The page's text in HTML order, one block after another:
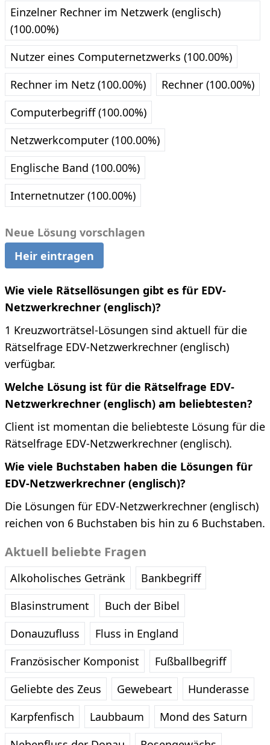
Einzelner Rechner im Netzwerk (englisch)
(100.00%)
Nutzer eines Computernetzwerks (100.00%)
Rechner im Netz (100.00%)
Rechner (100.00%)
Computerbegriff (100.00%)
Netzwerkcomputer (100.00%)
Englische Band (100.00%)
Internetnutzer (100.00%)
Neue Lösung vorschlagen
Heir eintragen
Wie viele Rätsellösungen gibt es für EDV-
Netzwerkrechner (englisch)?
1 Kreuzworträtsel-Lösungen sind aktuell für die
Rätselfrage EDV-Netzwerkrechner (englisch)
verfügbar.
Welche Lösung ist für die Rätselfrage EDV-
Netzwerkrechner (englisch) am beliebtesten?
Client ist momentan die beliebteste Lösung für die
Rätselfrage EDV-Netzwerkrechner (englisch).
Wie viele Buchstaben haben die Lösungen für
EDV-Netzwerkrechner (englisch)?
Die Lösungen für EDV-Netzwerkrechner (englisch)
reichen von 6 Buchstaben bis hin zu 6 Buchstaben.
Aktuell beliebte Fragen
Alkoholisches Getränk
Bankbegriff
Blasinstrument
Buch der Bibel
Donauzufluss
Fluss in England
Französischer Komponist
Fußballbegriff
Geliebte des Zeus
Gewebeart
Hunderasse
Karpfenfisch
Laubbaum
Mond des Saturn